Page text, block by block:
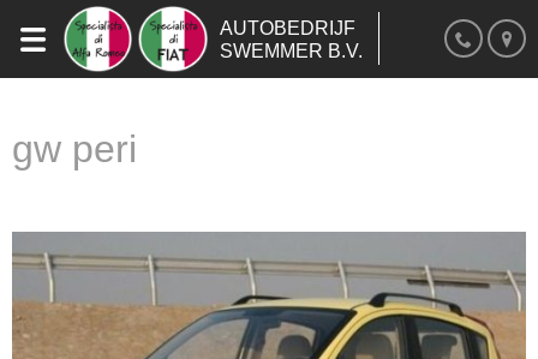
AUTOBEDRIJF
SWEMMER B.V.
gw peri